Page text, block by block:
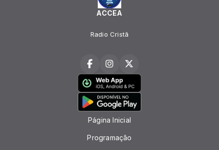
ACCEA
Radio Cristã
Página Inicial
Programação